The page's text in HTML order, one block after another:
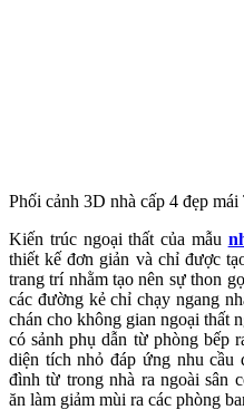
Phối cảnh 3D nhà cấp 4 đẹp
Kiến trúc ngoại thất của mẫu
thiết kế đơn giản và chỉ được
trang trí nhằm tạo nên sự thon
các đường kẻ chỉ chạy ngang
chán cho không gian ngoại thất
có sảnh phụ dẫn từ phòng bếp
diện tích nhỏ đáp ứng nhu cầu
đình từ trong nhà ra ngoài sân
ăn làm giảm mùi ra các phòng